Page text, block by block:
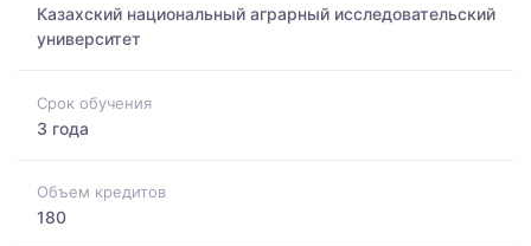
Казахский национальный аграрный исследовательский
университет
Срок обучения
3 года
Объем кредитов
180